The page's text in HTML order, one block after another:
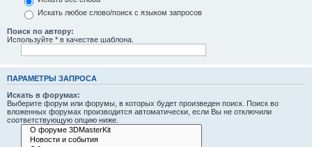
Искать любое слово/поиск с языком запросов
Поиск по автору:
Используйте * в качестве шаблона.
ПАРАМЕТРЫ ЗАПРОСА
Искать в форумах:
Выберите форум или форумы, в которых будет произведен поиск. Поиск во
вложенных форумах производится автоматически, если Вы не отключили
соответствующую опцию ниже.